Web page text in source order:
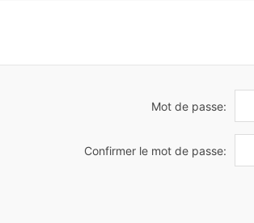
Mot de passe:
Confirmer le mot de passe: